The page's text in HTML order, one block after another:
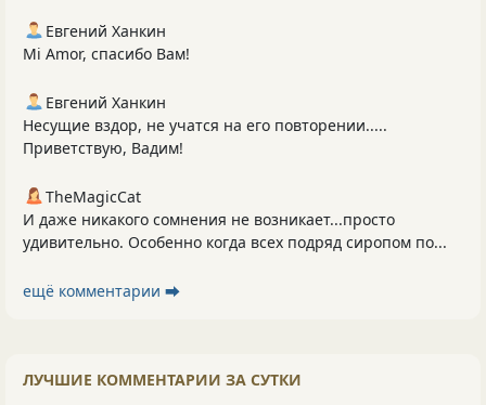
Евгений Ханкин
Mi Amor, спасибо Вам!
Евгений Ханкин
Несущие вздор, не учатся на его повторении.....
Приветствую, Вадим!
TheMagicCat
И даже никакого сомнения не возникает...просто
удивительно. Особенно когда всех подряд сиропом по...
ещё комментарии ⮕
ЛУЧШИЕ КОММЕНТАРИИ ЗА СУТКИ